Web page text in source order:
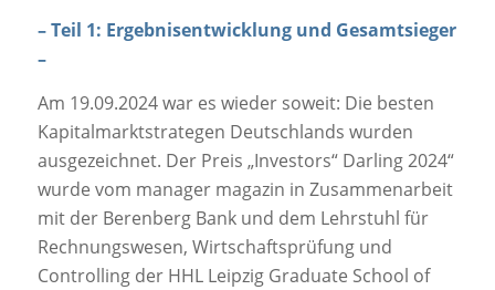
– Teil 1: Ergebnisentwicklung und Gesamtsieger
–
Am 19.09.2024 war es wieder soweit: Die besten
Kapitalmarktstrategen Deutschlands wurden
ausgezeichnet. Der Preis „Investors“ Darling 2024“
wurde vom manager magazin in Zusammenarbeit
mit der Berenberg Bank und dem Lehrstuhl für
Rechnungswesen, Wirtschaftsprüfung und
Controlling der HHL Leipzig Graduate School of